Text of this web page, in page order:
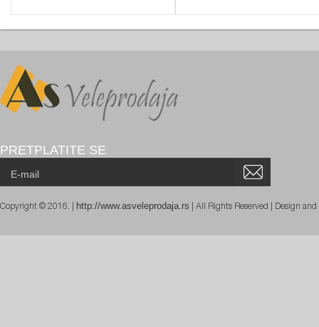
PRETPLATITE SE
Copyright © 2016. | http://www.asveleprodaja.rs | All Rights Reserved | Design